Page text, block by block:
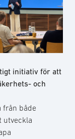
initiativ för att
och
från både
utveckla